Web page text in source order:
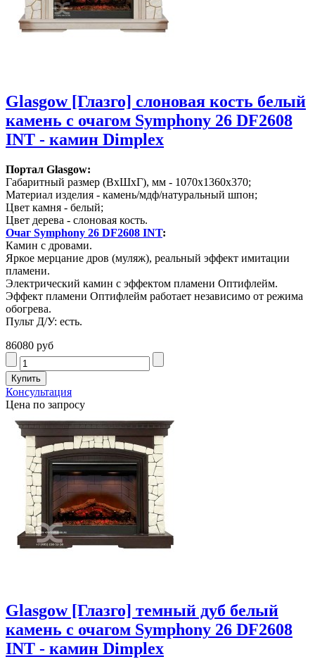
Glasgow [Глазго] слоновая кость белый
камень с очагом Symphony 26 DF2608
INT - камин Dimplex
Портал Glasgow:
Габаритный размер (ВхШхГ), мм - 1070х1360х370;
Материал изделия - камень/мдф/натуральный шпон;
Цвет камня - белый;
Цвет дерева - слоновая кость.
Очаг Symphony 26 DF2608 INT:
Камин с дровами.
Яркое мерцание дров (муляж), реальный эффект имитации
пламени.
Электрический камин с эффектом пламени Оптифлейм.
Эффект пламени Оптифлейм работает независимо от режима
обогрева.
Пульт Д/У: есть.
86080 руб
Консультация
Цена по запросу
Glasgow [Глазго] темный дуб белый
камень с очагом Symphony 26 DF2608
INT - камин Dimplex